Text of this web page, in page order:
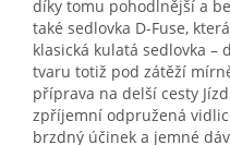
díky tomu pohodlnější a
také sedlovka D-Fuse,
klasická kulatá sedlovka –
tvaru totiž pod zátěží
příprava na delší cesty
zpříjemní odpružená
brzdný účinek a jemné